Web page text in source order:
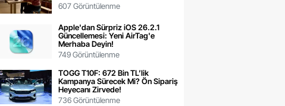
607 Görüntülenme
Apple'dan Sürpriz iOS 26.2.1
Güncellemesi: Yeni AirTag'e
Merhaba Deyin!
749 Görüntülenme
TOGG T10F: 672 Bin TL’lik
Kampanya Sürecek Mi? Ön Sipariş
Heyecanı Zirvede!
736 Görüntülenme